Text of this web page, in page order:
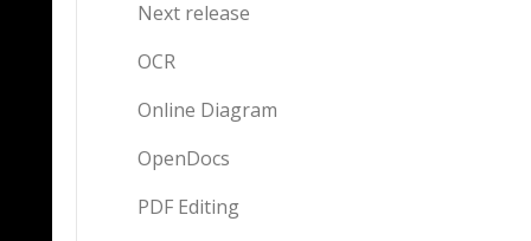
Next release
OCR
Online Diagram
OpenDocs
PDF Editing